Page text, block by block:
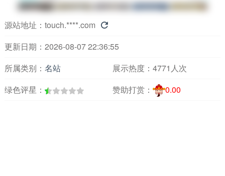
源站地址： touch.****.com 
更新日期：2026-08-07 22:36:55
所属类别： 名站 展示热度： 4771人次
绿色评星：
赞助打赏： 0.00